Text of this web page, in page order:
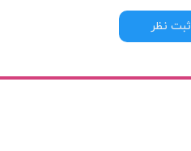
ثبت نظر